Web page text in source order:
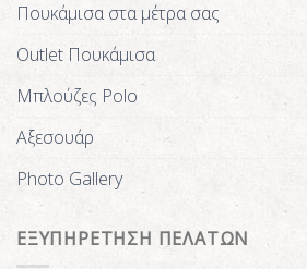
Πουκάμισα στα μέτρα σας
Outlet Πουκάμισα
Μπλούζες Polo
Αξεσουάρ
Photo Gallery
ΕΞΥΠΗΡΕΤΗΣΗ ΠΕΛΑΤΩΝ